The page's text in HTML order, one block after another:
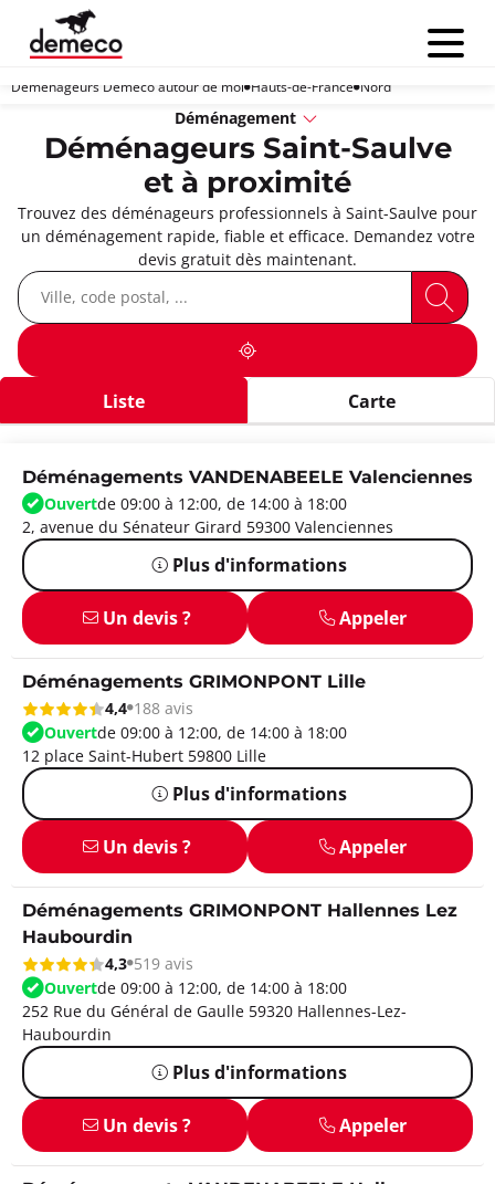
Menu
Déménageurs Demeco autour de moi Hauts-de-France Nord
Déménagement
Déménageurs Saint-Saulve
et à proximité
Trouvez des déménageurs professionnels à Saint-Saulve pour
un déménagement rapide, fiable et efficace. Demandez votre
devis gratuit dès maintenant.
Liste Carte
Déménagements VANDENABEELE Valenciennes
Ouvertde 09:00 à 12:00, de 14:00 à 18:00
2, avenue du Sénateur Girard 59300 Valenciennes
Plus d'informations
Un devis ? Appeler
Déménagements GRIMONPONT Lille
4,4 188 avis
Ouvertde 09:00 à 12:00, de 14:00 à 18:00
12 place Saint-Hubert 59800 Lille
Plus d'informations
Un devis ? Appeler
Déménagements GRIMONPONT Hallennes Lez
Haubourdin
4,3 519 avis
Ouvertde 09:00 à 12:00, de 14:00 à 18:00
252 Rue du Général de Gaulle 59320 Hallennes-Lez-
Haubourdin
Plus d'informations
Un devis ? Appeler